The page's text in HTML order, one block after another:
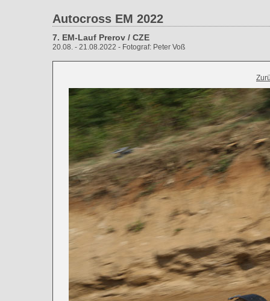
Autocross EM 2022
7. EM-Lauf Prerov / CZE
20.08. - 21.08.2022 - Fotograf: Peter Voß